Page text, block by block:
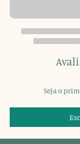
Seja o